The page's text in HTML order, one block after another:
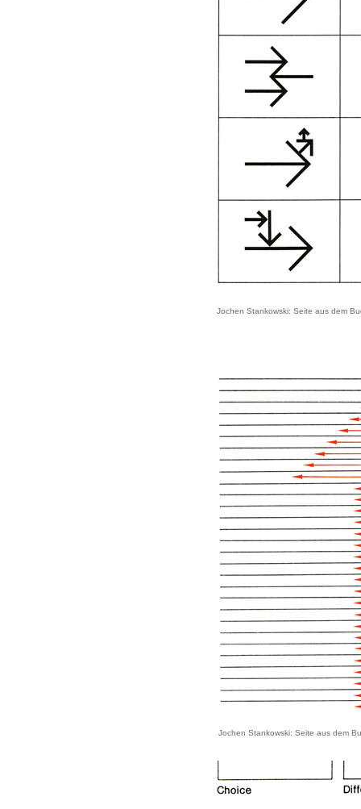
Jochen Stankowski: Seite aus dem
Jochen Stankowski: Seite aus dem